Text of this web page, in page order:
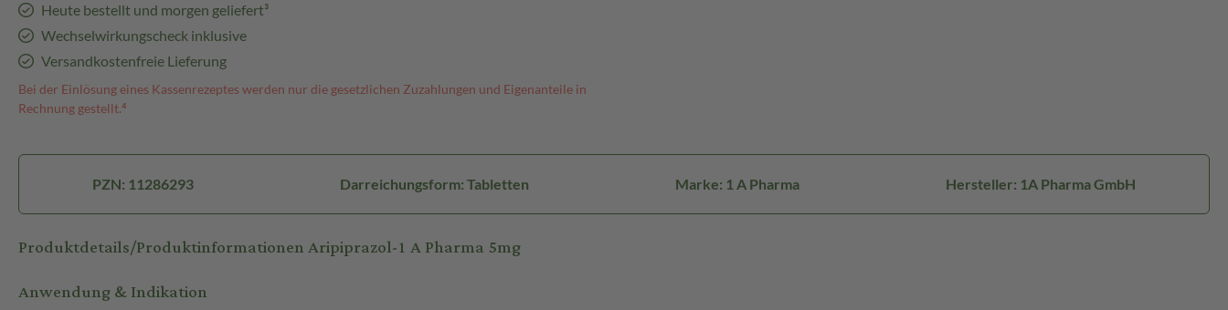
Heute bestellt und morgen geliefert³
Wechselwirkungscheck inklusive
Versandkostenfreie Lieferung
Bei der Einlösung eines Kassenrezeptes werden nur die gesetzlichen Zuzahlungen und Eigenanteile in
Rechnung gestellt.⁴
PZN: 11286293 Darreichungsform: Tabletten Marke: 1 A Pharma Hersteller: 1A Pharma GmbH
Produktdetails/Produktinformationen Aripiprazol-1 A Pharma 5mg
Anwendung & Indikation